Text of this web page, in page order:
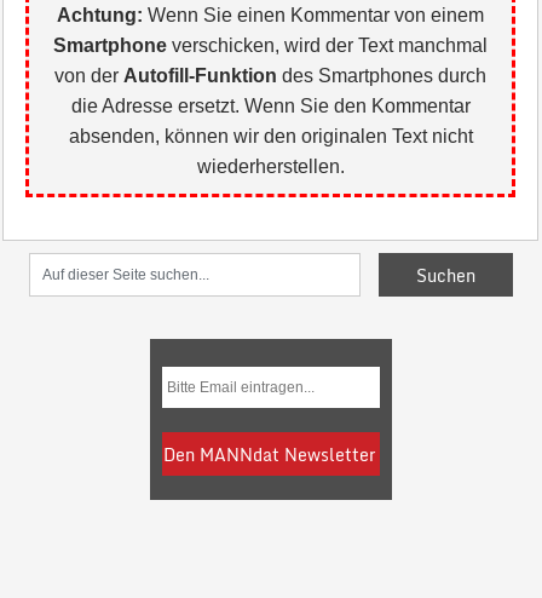
Achtung: Wenn Sie einen Kommentar von einem
Smartphone verschicken, wird der Text manchmal
von der Autofill-Funktion des Smartphones durch
die Adresse ersetzt. Wenn Sie den Kommentar
absenden, können wir den originalen Text nicht
wiederherstellen.